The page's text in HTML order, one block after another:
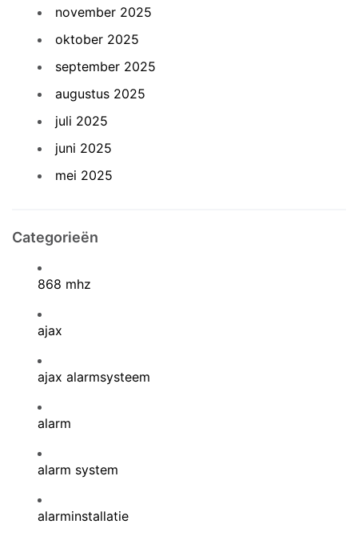
november 2025
oktober 2025
september 2025
augustus 2025
juli 2025
juni 2025
mei 2025
Categorieën
868 mhz
ajax
ajax alarmsysteem
alarm
alarm system
alarminstallatie